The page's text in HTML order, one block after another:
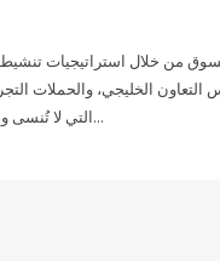
من خلال استراتيجيات تنشيط
الخليجي، والحملات
التي لا تُنسى والمصممة لزيادة...